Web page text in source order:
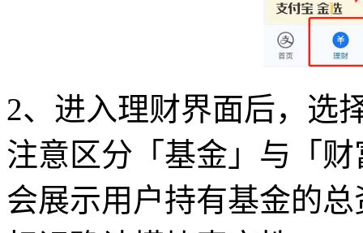
2、进入理财界面后，选
注意区分「基金」与「
会展示用户持有基金的